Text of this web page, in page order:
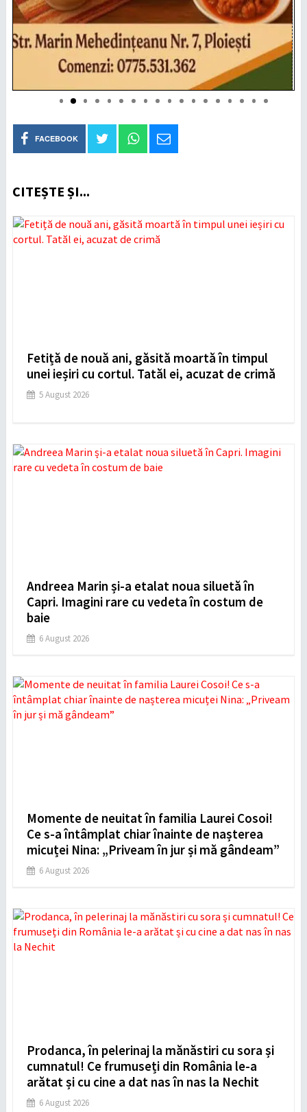
FACEBOOK
CITEȘTE ȘI...
Fetiță de nouă ani, găsită moartă în timpul
unei ieșiri cu cortul. Tatăl ei, acuzat de crimă
5 August 2026
Andreea Marin și-a etalat noua siluetă în
Capri. Imagini rare cu vedeta în costum de
baie
6 August 2026
Momente de neuitat în familia Laurei Cosoi!
Ce s-a întâmplat chiar înainte de nașterea
micuței Nina: „Priveam în jur și mă gândeam”
6 August 2026
Prodanca, în pelerinaj la mănăstiri cu sora și
cumnatul! Ce frumuseți din România le-a
arătat și cu cine a dat nas în nas la Nechit
6 August 2026